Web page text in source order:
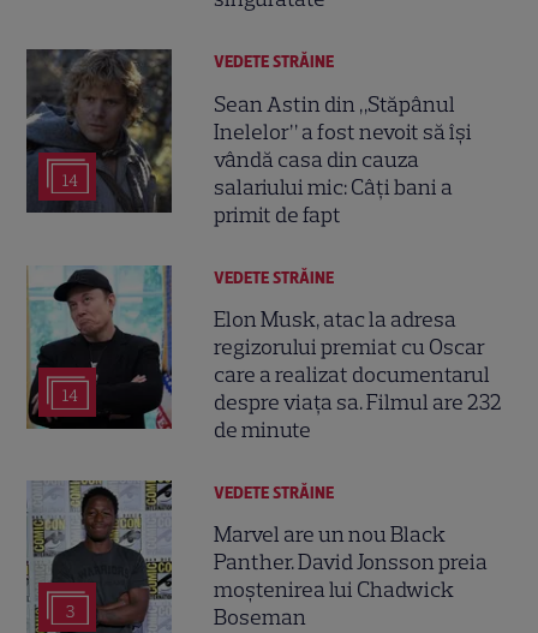
14
VEDETE STRĂINE
Sean Astin din „Stăpânul
Inelelor” a fost nevoit să își
vândă casa din cauza
salariului mic: Câți bani a
primit de fapt
14
VEDETE STRĂINE
Elon Musk, atac la adresa
regizorului premiat cu Oscar
care a realizat documentarul
despre viața sa. Filmul are 232
de minute
3
VEDETE STRĂINE
Marvel are un nou Black
Panther. David Jonsson preia
moștenirea lui Chadwick
Boseman